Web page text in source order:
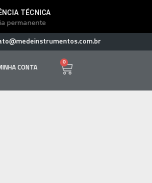
TÉCNICA
permanente
CONTA 0